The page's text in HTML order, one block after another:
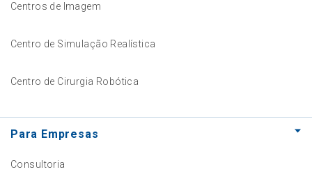
Centros de Imagem
Centro de Simulação Realística
Centro de Cirurgia Robótica
Para Empresas
Consultoria